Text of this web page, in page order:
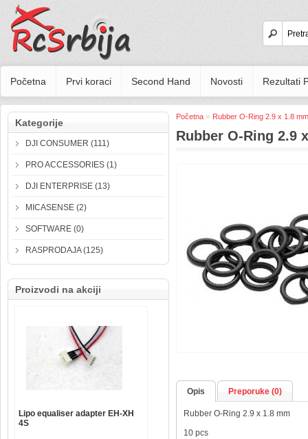
Početna Prvi koraci Second Hand Novosti Rezultati
Kategorije
DJI CONSUMER (111)
PRO ACCESSORIES (1)
DJI ENTERPRISE (13)
MICASENSE (2)
SOFTWARE (0)
RASPRODAJA (125)
Proizvodi na akciji
Lipo equaliser adapter EH-XH
4S
Početna » Rubber O-Ring 2.9 x 1.8
Rubber O-Ring 2.9
Opis Preporuke (0)
Rubber O-Ring 2.9 x 1.8 mm
10 pcs